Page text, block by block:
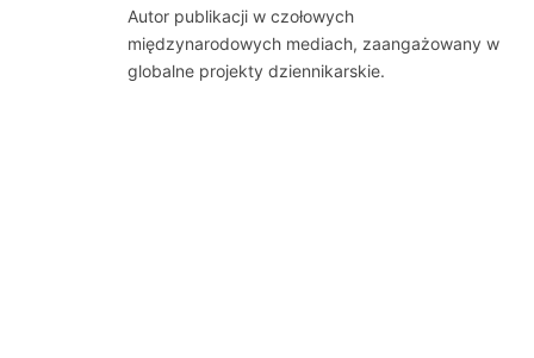
Autor publikacji w czołowych
międzynarodowych mediach, zaangażowany w
globalne projekty dziennikarskie.